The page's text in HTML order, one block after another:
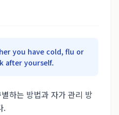
you have cold, flu or
after yourself.
하는 방법과 자가 관리 방
.